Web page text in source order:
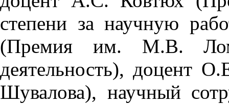
степени за научную
(Премия им. М.В.
деятельность), доцент
Шувалова), научный